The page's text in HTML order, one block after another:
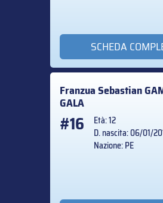
SCHEDA
Franzua Sebastian
GALA
#16
Età: 12
D. nascita: 06/01/
Nazione: PE